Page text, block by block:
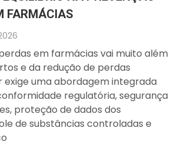
FARMÁCIAS
em farmácias vai muito além
e da redução de perdas
exige uma abordagem integrada
regulatória, segurança
proteção de dados dos
de substâncias controladas e